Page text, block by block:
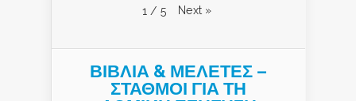
1 / 5 Next »
ΒΙΒΛΙΑ & ΜΕΛΕΤΕΣ –
ΣΤΑΘΜΟΙ ΓΙΑ ΤΗ